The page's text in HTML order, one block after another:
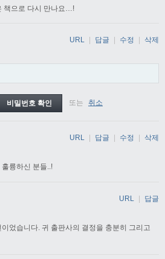
책으로 다시 만나요…!
또는 취소
URL 답글 수정 삭제
륭하신 분들..!
URL 답글 수정 삭제
었습니다. 귀 출판사의 결정을 충분히 그리고
URL 답글